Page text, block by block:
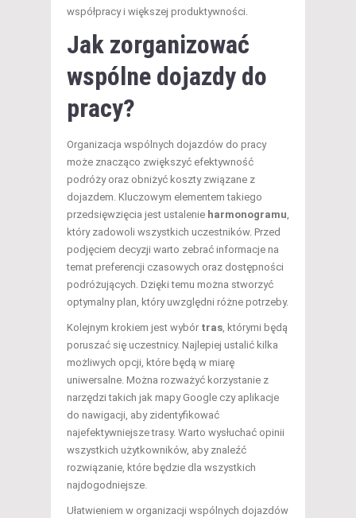
współpracy i większej produktywności.
Jak zorganizować
wspólne dojazdy do
pracy?
Organizacja wspólnych dojazdów do pracy
może znacząco zwiększyć efektywność
podróży oraz obniżyć koszty związane z
dojazdem. Kluczowym elementem takiego
przedsięwzięcia jest ustalenie harmonogramu,
który zadowoli wszystkich uczestników. Przed
podjęciem decyzji warto zebrać informacje na
temat preferencji czasowych oraz dostępności
podróżujących. Dzięki temu można stworzyć
optymalny plan, który uwzględni różne potrzeby.
Kolejnym krokiem jest wybór tras, którymi będą
poruszać się uczestnicy. Najlepiej ustalić kilka
możliwych opcji, które będą w miarę
uniwersalne. Można rozważyć korzystanie z
narzędzi takich jak mapy Google czy aplikacje
do nawigacji, aby zidentyfikować
najefektywniejsze trasy. Warto wysłuchać opinii
wszystkich użytkowników, aby znaleźć
rozwiązanie, które będzie dla wszystkich
najdogodniejsze.
Ułatwieniem w organizacji wspólnych dojazdów